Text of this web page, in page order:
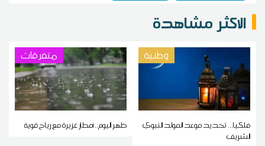
الاكثر مشاهدة
وطنية
فلكيا... تحديد موعد المولد النبوي
الشريف
متفرقات
ظهر اليوم.. أمطار غزيرة مع رياح قوية